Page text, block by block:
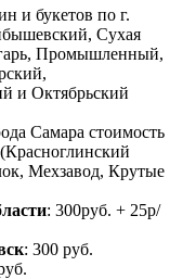
и букетов по г.
Сухая
Промышленный,
и Октябрьский
Самара стоимость
(Красноглинский
Мехзавод, Крутые
: 300руб. + 25р/
: 300 руб.